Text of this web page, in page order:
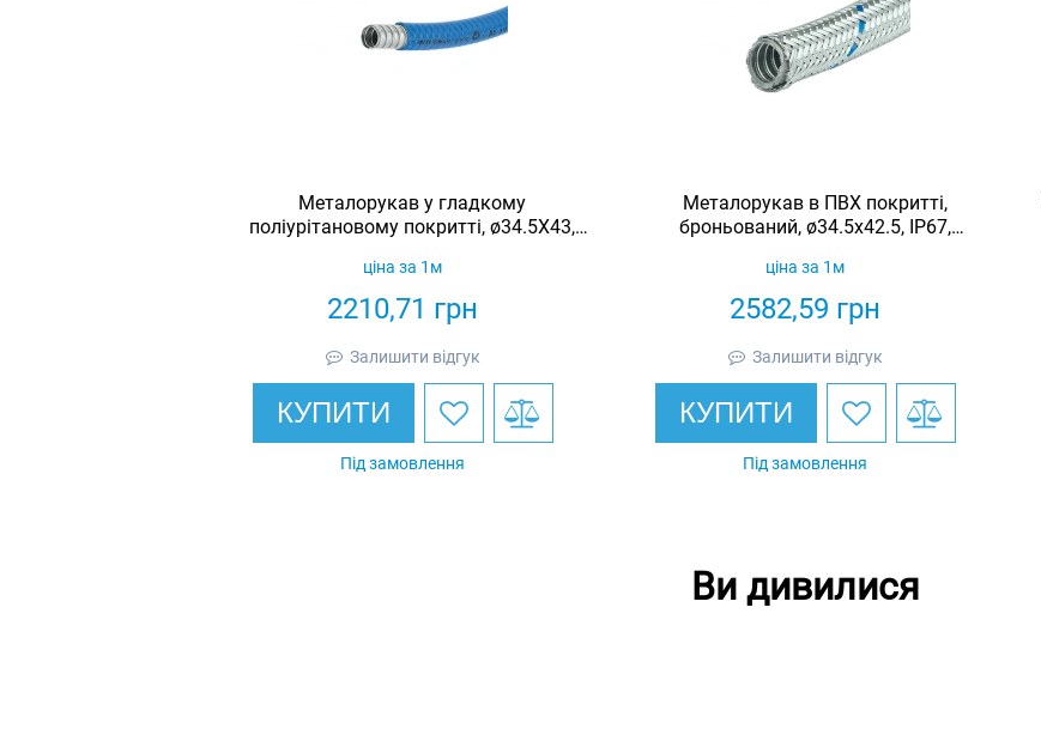
Металорукав у гладкому
поліурітановому покритті, ø34.5X43,
2210,71 грн
ціна за 1м
Залишити відгук
КУПИТИ
Під замовлення
Металорукав в ПВХ покритті,
броньований, ø34.5x42.5, IP67,
2582,59 грн
ціна за 1м
Залишити відгук
КУПИТИ
Під замовлення
Ви дивилися